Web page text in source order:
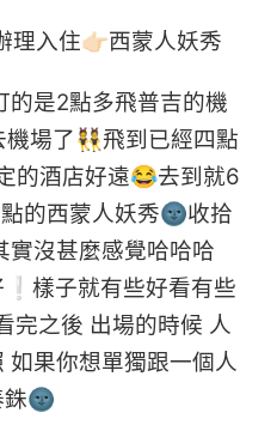
入住👉🏻西蒙人妖秀
的是2點多飛普吉的機
場了👯飛到已經四點
的酒店好遠😂去到就6
的西蒙人妖秀🌚收拾
實沒甚麼感覺哈哈哈
樣子就有些好看有些
完之後 出場的時候 人
如果你想單獨跟一個人
銖🌚